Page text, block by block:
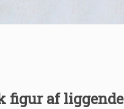
figur af liggende